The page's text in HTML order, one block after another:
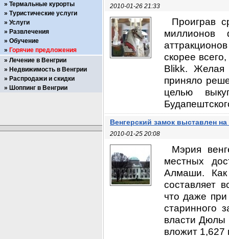
2010-01-26 21:33
Проиграв
миллионов
скорее
Blikk. Желая
приняло
целью
Венгерский замок выставлен
2010-01-25 20:08
Мэрия
местных
Алмаши. Как
составляет
что даже
старинного
власти Дюлы
вложит 1,627
Термальные курорты
Туристические услуги
Услуги
Развлечения
Обучение
Горячие предложения
Лечение в Венгрии
Недвижимость в Венгрии
Распродажи и скидки
Шоппинг в Венгрии